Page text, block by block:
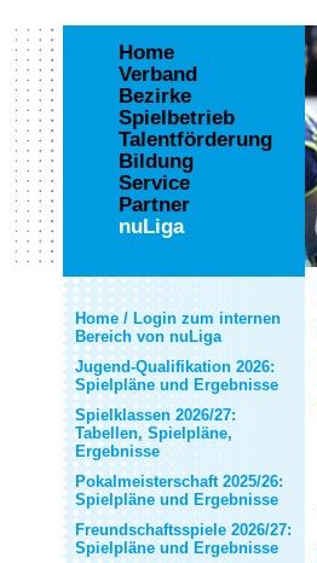
Home
Verband
Bezirke
Spielbetrieb
Talentförderung
Bildung
Service
Partner
nuLiga
Home / Login zum internen
Bereich von nuLiga
Jugend-Qualifikation 2026:
Spielpläne und Ergebnisse
Spielklassen 2026/27:
Tabellen, Spielpläne,
Ergebnisse
Pokalmeisterschaft 2025/26:
Spielpläne und Ergebnisse
Freundschaftsspiele 2026/27:
Spielpläne und Ergebnisse